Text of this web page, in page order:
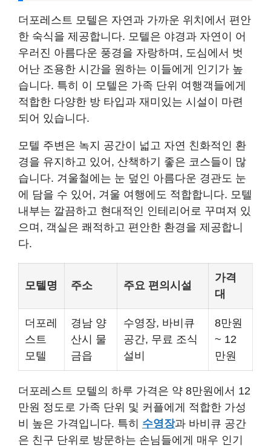
더포레스트 모텔은 자연과 가까운 위치에서 편안
한 숙식을 제공합니다. 모텔은 야경과 자연이 어
우러진 아름다운 풍경을 자랑하며, 도심에서 벗
어난 조용한 시간을 원하는 이들에게 인기가 높
습니다. 특히 이 모텔은 가족 단위 여행객들에게
적합한 다양한 방 타입과 재미있는 시설이 마련
되어 있습니다.
모텔 주변은 녹지 공간이 넓고 자연 친화적인 환
경을 유지하고 있어, 산책하기 좋은 코스들이 많
습니다. 겨울철에는 눈 덮인 아름다운 경관도 눈
에 담을 수 있어, 겨울 여행에도 적합합니다. 모텔
내부는 깔끔하고 현대적인 인테리어로 꾸며져 있
으며, 객실은 쾌적하고 편안한 환경을 제공합니
다.
모텔명 주소 주요 편의시설
가격
대
더포레
스트
모텔
경남 양
산시 물
금읍
수영장, 바비큐
공간, 무료 조식
설비
8만원
~ 12
만원
더포레스트 모텔의 하루 가격은 약 8만원에서 12
만원 정도로 가족 단위 및 커플에게 적합한 가성
비 높은 가격입니다. 특히 수영장과 바비큐 공간
은 친구 단위로 방문하는 손님들에게 매우 인기